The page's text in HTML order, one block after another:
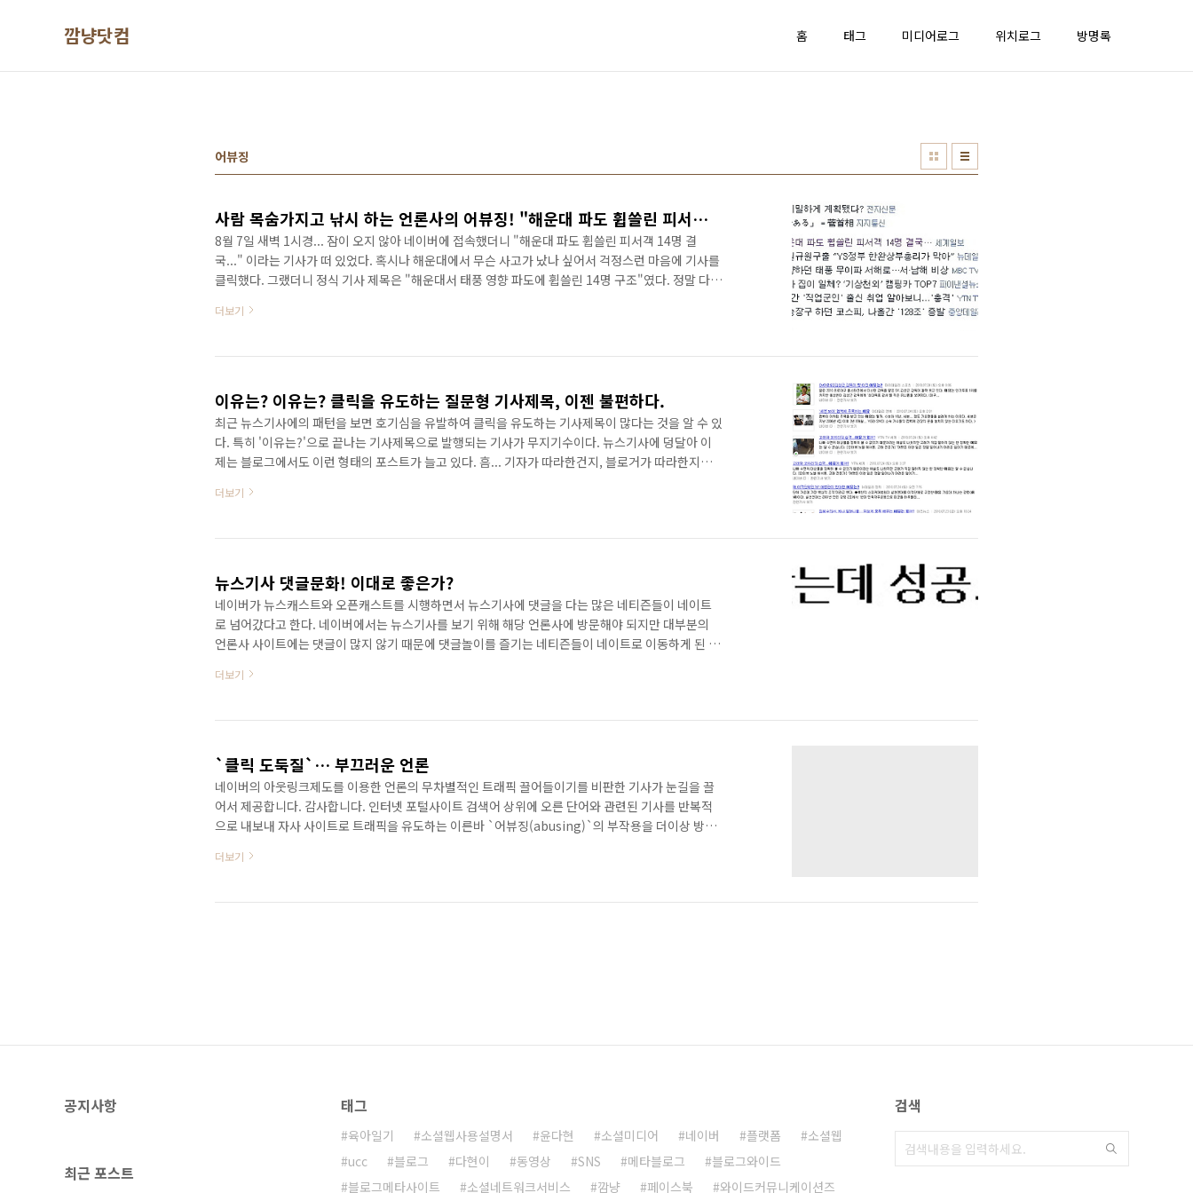
깜냥닷컴 홈 태그 미디어로그 위치로그 방명록
어뷰징
사람 목숨가지고 낚시 하는 언론사의 어뷰징! "해운대 파도 휩쓸린 피서객 14명 결국..."???
8월 7일 새벽 1시경... 잠이 오지 않아 네이버에 접속했더니 "해운대 파도 휩쓸린 피서객 14명 결
국..." 이라는 기사가 떠 있었다. 혹시나 해운대에서 무슨 사고가 났나 싶어서 걱정스런 마음에 기사를
클릭했다. 그랬더니 정식 기사 제목은 "해운대서 태풍 영향 파도에 휩쓸린 14명 구조"였다. 정말 다행
'아, 낚었구나!' 였다. 그리고 사람 목숨가지고 낚시질하는 언론의 어뷰징이 도를 넘고 있음을 인지하
운대 파도에 휩쓸린 피서객 14명중 한명이 이 기사 제목을 본다면 심정이 어떨까? 아니 그들의 가족이
더보기
이유는? 이유는? 클릭을 유도하는 질문형 기사제목, 이젠 불편하다.
최근 뉴스기사에의 패턴을 보면 호기심을 유발하여 클릭을 유도하는 기사제목이 많다는 것을 알 수 있
다. 특히 '이유는?'으로 끝나는 기사제목으로 발행되는 기사가 무지기수이다. 뉴스기사에 덩달아 이
제는 블로그에서도 이런 형태의 포스트가 늘고 있다. 흠... 기자가 따라한건지, 블로거가 따라한지는
는 제대로된 정보를 얻은 경우는 거의 없는 것 같다. 대부분 신변잡기식 이거나 허접한 내용이 대부
물어보기 위한 글이거나 글을 쓰는 주제에 대해 진짜 궁금한 것이 있을 때 쓰는 것 같다. 물론 나도 은
더보기
뉴스기사 댓글문화! 이대로 좋은가?
네이버가 뉴스캐스트와 오픈캐스트를 시행하면서 뉴스기사에 댓글을 다는 많은 네티즌들이 네이트
로 넘어갔다고 한다. 네이버에서는 뉴스기사를 보기 위해 해당 언론사에 방문해야 되지만 대부분의
언론사 사이트에는 댓글이 많지 않기 때문에 댓글놀이를 즐기는 네티즌들이 네이트로 이동하게 된 것
글들이 달린 것을 확인해볼 수 있다. 필자는 엠팔메일을 많이 쓰기 때문에 네이트에 많이 접속하게 되
트의 댓글문화가... 아니 대한민국의 댓글문화가... 문제점이 참 많다~~~~~~ 자신의 입장이나 생각과
더보기
`클릭 도둑질`… 부끄러운 언론
네이버의 아웃링크제도를 이용한 언론의 무차별적인 트래픽 끌어들이기를 비판한 기사가 눈길을 끌
어서 제공합니다. 감사합니다. 인터넷 포털사이트 검색어 상위에 오른 단어와 관련된 기사를 반복적
으로 내보내 자사 사이트로 트래픽을 유도하는 이른바 `어뷰징(abusing)`의 부작용을 더이상 방치
지난 2일 `군 복무 가산점제 부활` 심야토론이 끝난뒤 `심야토론`이라는 단어와 주요 출연자들의 이
경제, 한국일보, 이렇게 몇몇 언론사의 기사가 한개도 아니고 두 개, 세 개씩이나 검색돼 나왔다. 제목
더보기
공지사항
최근 포스트
태그
육아일기 소셜웹사용설명서 윤다현 소셜미디어 네이버 플랫폼
소셜웹
ucc
블로그 다현이 동영상 SNS 메타블로그
블로그와이드
블로그메타사이트
소셜네트워크서비스 깜냥 페이스북 와이드커뮤니케이션즈
검색